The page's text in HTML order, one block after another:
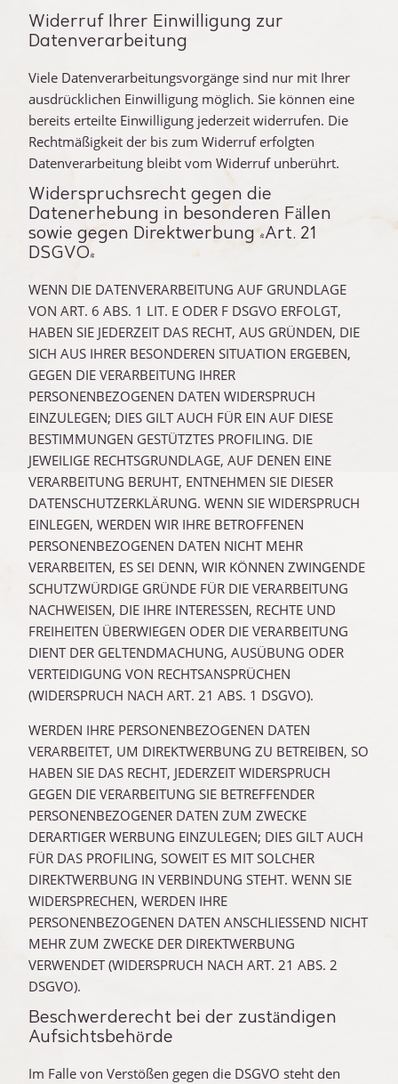
Widerruf Ihrer Einwilligung zur
Datenverarbeitung
Viele Datenverarbeitungsvorgänge sind nur mit Ihrer
ausdrücklichen Einwilligung möglich. Sie können eine
bereits erteilte Einwilligung jederzeit widerrufen. Die
Rechtmäßigkeit der bis zum Widerruf erfolgten
Datenverarbeitung bleibt vom Widerruf unberührt.
Widerspruchsrecht gegen die
Datenerhebung in besonderen Fällen
sowie gegen Direktwerbung (Art. 21
DSGVO)
WENN DIE DATENVERARBEITUNG AUF GRUNDLAGE
VON ART. 6 ABS. 1 LIT. E ODER F DSGVO ERFOLGT,
HABEN SIE JEDERZEIT DAS RECHT, AUS GRÜNDEN, DIE
SICH AUS IHRER BESONDEREN SITUATION ERGEBEN,
GEGEN DIE VERARBEITUNG IHRER
PERSONENBEZOGENEN DATEN WIDERSPRUCH
EINZULEGEN; DIES GILT AUCH FÜR EIN AUF DIESE
BESTIMMUNGEN GESTÜTZTES PROFILING. DIE
JEWEILIGE RECHTSGRUNDLAGE, AUF DENEN EINE
VERARBEITUNG BERUHT, ENTNEHMEN SIE DIESER
DATENSCHUTZERKLÄRUNG. WENN SIE WIDERSPRUCH
EINLEGEN, WERDEN WIR IHRE BETROFFENEN
PERSONENBEZOGENEN DATEN NICHT MEHR
VERARBEITEN, ES SEI DENN, WIR KÖNNEN ZWINGENDE
SCHUTZWÜRDIGE GRÜNDE FÜR DIE VERARBEITUNG
NACHWEISEN, DIE IHRE INTERESSEN, RECHTE UND
FREIHEITEN ÜBERWIEGEN ODER DIE VERARBEITUNG
DIENT DER GELTENDMACHUNG, AUSÜBUNG ODER
VERTEIDIGUNG VON RECHTSANSPRÜCHEN
(WIDERSPRUCH NACH ART. 21 ABS. 1 DSGVO).
WERDEN IHRE PERSONENBEZOGENEN DATEN
VERARBEITET, UM DIREKTWERBUNG ZU BETREIBEN, SO
HABEN SIE DAS RECHT, JEDERZEIT WIDERSPRUCH
GEGEN DIE VERARBEITUNG SIE BETREFFENDER
PERSONENBEZOGENER DATEN ZUM ZWECKE
DERARTIGER WERBUNG EINZULEGEN; DIES GILT AUCH
FÜR DAS PROFILING, SOWEIT ES MIT SOLCHER
DIREKTWERBUNG IN VERBINDUNG STEHT. WENN SIE
WIDERSPRECHEN, WERDEN IHRE
PERSONENBEZOGENEN DATEN ANSCHLIESSEND NICHT
MEHR ZUM ZWECKE DER DIREKTWERBUNG
VERWENDET (WIDERSPRUCH NACH ART. 21 ABS. 2
DSGVO).
Beschwerde­recht bei der zuständigen
Aufsichts­behörde
Im Falle von Verstößen gegen die DSGVO steht den